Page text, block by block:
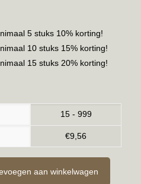
5 stuks 10% korting!
10 stuks 15% korting!
15 stuks 20% korting!
15 - 999
€9,56
aan winkelwagen